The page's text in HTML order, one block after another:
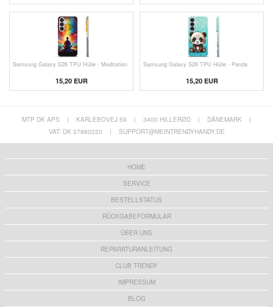
Samsung Galaxy S26 TPU Hülle - Meditation
15,20 EUR
Samsung Galaxy S26 TPU Hülle - Panda
15,20 EUR
MTP DK APS | KARLEBOVEJ 59 | 3400 HILLERØD | DÄNEMARK
|
VAT: DK 37860220
| SUPPORT@MEINTRENDYHANDY.DE
HOME
SERVICE
BESTELLSTATUS
RÜCKGABEFORMULAR
ÜBER UNS
REPARATURANLEITUNG
CLUB TRENDY
IMPRESSUM
BLOG